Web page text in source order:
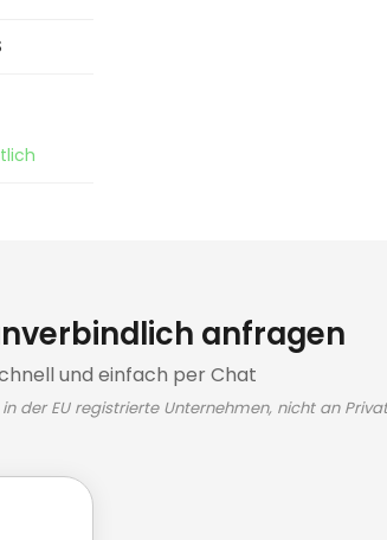
anfragen
und einfach per Chat
der EU registrierte Unternehmen, nicht an